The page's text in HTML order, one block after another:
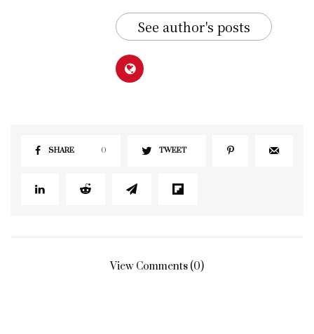
See author's posts
SHARE 0 TWEET
View Comments (0)